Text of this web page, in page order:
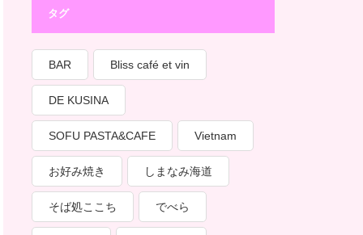
タグ
BAR Bliss café et vin
DE KUSINA
SOFU PASTA&CAFE Vietnam
お好み焼き しまなみ海道
そば処ここち でべら